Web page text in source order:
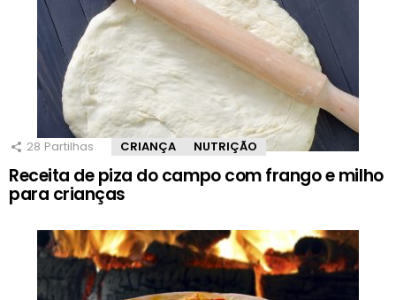
28 Partilhas CRIANÇA NUTRIÇÃO
Receita de piza do campo com frango e milho
para crianças